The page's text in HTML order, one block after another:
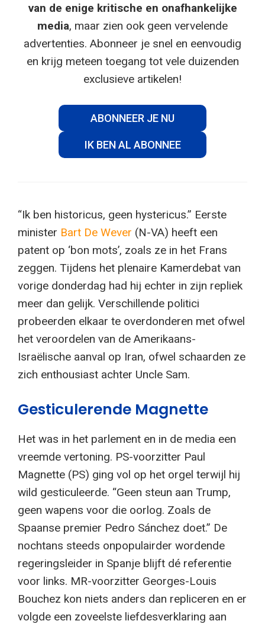
van de enige kritische en onafhankelijke
media, maar zien ook geen vervelende
advertenties. Abonneer je snel en eenvoudig
en krijg meteen toegang tot vele duizenden
exclusieve artikelen!
ABONNEER JE NU
IK BEN AL ABONNEE
“Ik ben historicus, geen hystericus.” Eerste
minister Bart De Wever (N-VA) heeft een
patent op ‘bon mots’, zoals ze in het Frans
zeggen. Tijdens het plenaire Kamerdebat van
vorige donderdag had hij echter in zijn repliek
meer dan gelijk. Verschillende politici
probeerden elkaar te overdonderen met ofwel
het veroordelen van de Amerikaans-
Israëlische aanval op Iran, ofwel schaarden ze
zich enthousiast achter Uncle Sam.
Gesticulerende Magnette
Het was in het parlement en in de media een
vreemde vertoning. PS-voorzitter Paul
Magnette (PS) ging vol op het orgel terwijl hij
wild gesticuleerde. “Geen steun aan Trump,
geen wapens voor die oorlog. Zoals de
Spaanse premier Pedro Sánchez doet.” De
nochtans steeds onpopulairder wordende
regeringsleider in Spanje blijft dé referentie
voor links. MR-voorzitter Georges-Louis
Bouchez kon niets anders dan repliceren en er
volgde een zoveelste liefdesverklaring aan